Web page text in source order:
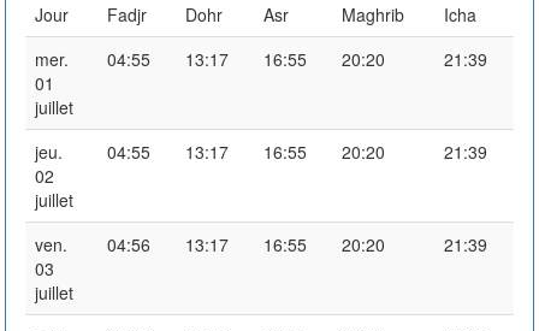
Jour Fadjr Dohr Asr Maghrib
Icha
mer.
01
juillet
04:55 13:17 16:55 20:20 21:39
jeu.
02
juillet
04:55 13:17 16:55 20:20 21:39
ven.
03
juillet
04:56 13:17 16:55 20:20 21:39